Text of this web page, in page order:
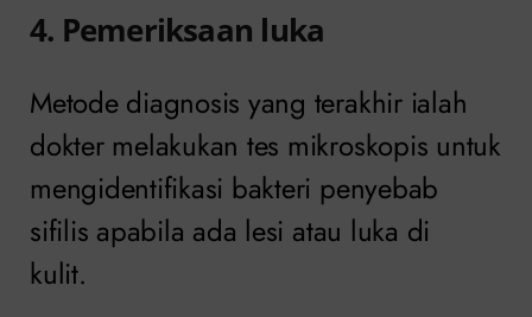
4. Pemeriksaan luka
Metode diagnosis yang terakhir ialah
dokter melakukan tes mikroskopis untuk
mengidentifikasi bakteri penyebab
sifilis apabila ada lesi atau luka di
kulit.